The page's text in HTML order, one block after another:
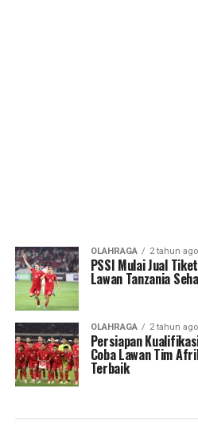
OLAHRAGA 2 tahun ago
PSSI Mulai Jual
Lawan Tanzania
OLAHRAGA 2 tahun ago
Persiapan
Coba Lawan Tim
Terbaik